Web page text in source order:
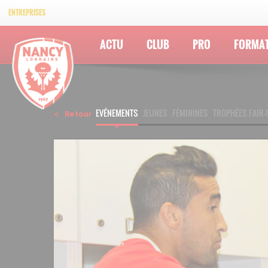
ENTREPRISES
ACTU CLUB PRO
Retour EVÉNEMENTS